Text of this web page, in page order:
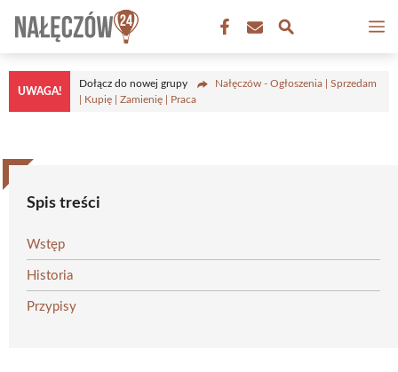
treści
UWAGA!
Dołącz do nowej grupy
Nałęczów - Ogłoszenia | Sprzedam
| Kupię | Zamienię | Praca
Spis treści
Wstęp
Historia
Przypisy